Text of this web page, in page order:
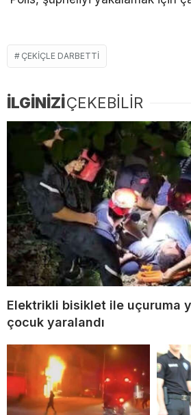
ÇEKIÇLE DARBETTI
İLGİNİZİÇEKEBİLİR
Elektrikli bisiklet ile uçuruma
çocuk yaralandı